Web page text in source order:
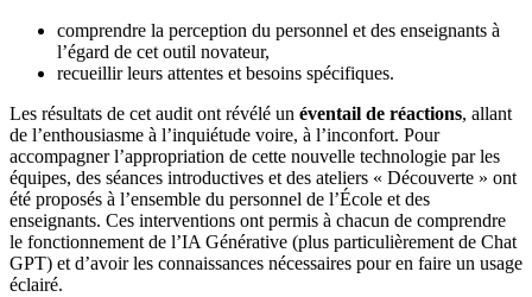
comprendre la perception du personnel et des enseignants à
l’égard de cet outil novateur,
recueillir leurs attentes et besoins spécifiques.
Les résultats de cet audit ont révélé un éventail de réactions, allant
de l’enthousiasme à l’inquiétude voire, à l’inconfort. Pour
accompagner l’appropriation de cette nouvelle technologie par les
équipes, des séances introductives et des ateliers « Découverte » ont
été proposés à l’ensemble du personnel de l’École et des
enseignants. Ces interventions ont permis à chacun de comprendre
le fonctionnement de l’IA Générative (plus particulièrement de Chat
GPT) et d’avoir les connaissances nécessaires pour en faire un usage
éclairé.